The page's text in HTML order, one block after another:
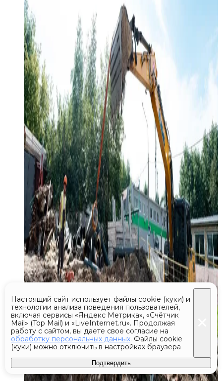
Настоящий сайт использует файлы cookie (куки) и
технологии анализа поведения пользователей,
включая сервисы «Яндекс Метрика», «Счётчик
Mail» (Top Mail) и «LiveInternet.ru». Продолжая
работу с сайтом, вы даете свое согласие на
обработку персональных данных. Файлы cookie
(куки) можно отключить в настройках браузера
Подтвердить